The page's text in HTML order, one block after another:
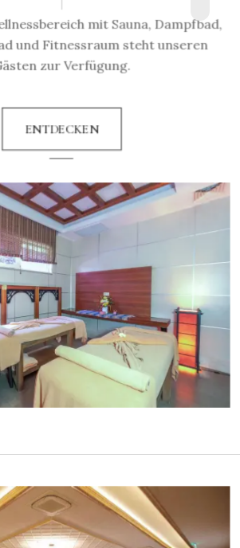
mit Sauna, Dampfbad,
und Fitnessraum steht unseren
zur Verfügung.
ENTDECKEN